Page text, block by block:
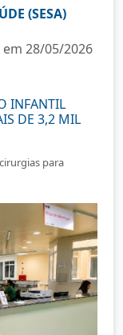
(SESA)
28/05/2026
INFANTIL
DE 3,2 MIL
para